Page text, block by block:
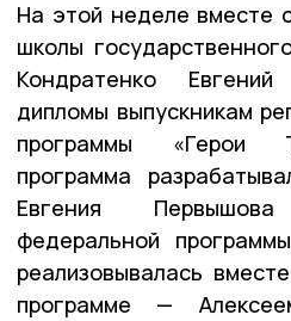
На этой неделе вместе
школы
Кондратенко
дипломы выпускникам
программы «Герои
программа
Евгения
федеральной
реализовывалась
программе —